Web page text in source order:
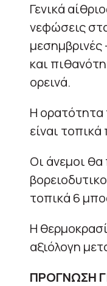
Γενικά
νεφώσεις
και
ορεινά.
Η ορατότητα
είναι
Οι άνεμοι θα
τοπικά 6
Η
αξιόλογη
ΠΡΟΓΝΩΣΗ